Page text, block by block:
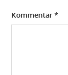
Kommentar *